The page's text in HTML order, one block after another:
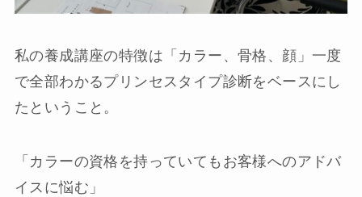
私の養成講座の特徴は「カラー、骨格、顔」一度
で全部わかるプリンセスタイプ診断をベースにし
たということ。
「カラーの資格を持っていてもお客様へのアドバ
イスに悩む」